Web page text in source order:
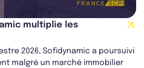
multiplie les
2026, Sofidynamic a poursuivi
malgré un marché immobilier